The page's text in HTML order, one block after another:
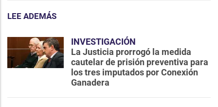
LEE ADEMÁS
INVESTIGACIÓN
La Justicia prorrogó la medida
cautelar de prisión preventiva para
los tres imputados por Conexión
Ganadera